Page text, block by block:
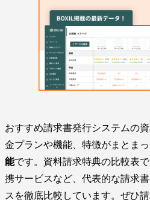
おすすめ請求書発行システムの
金プランや機能、特徴がまとま
能です。資料請求特典の比較表
携サービスなど、代表的な請求
スを徹底比較しています。ぜひ